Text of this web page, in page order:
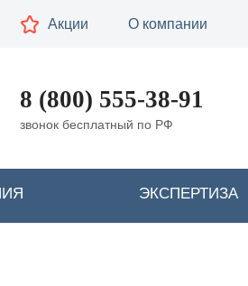
Акции О компании
8 (800) 555-38-91
звонок бесплатный по РФ
ЭКСПЕРТИЗА